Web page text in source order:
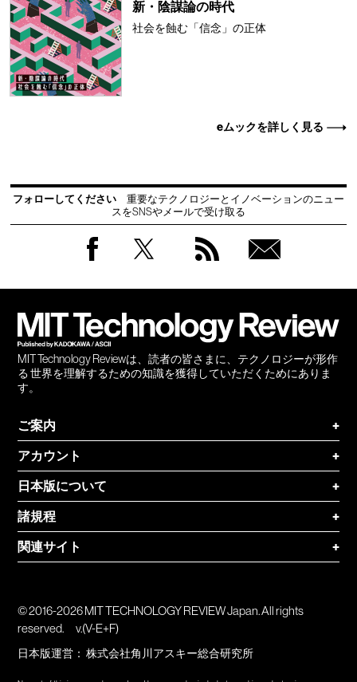
新・陰謀論の時代
社会を蝕む「信念」の正体
eムックを詳しく見る
フォローしてください
重要なテクノロジーとイノベーションのニュー
スをSNSやメールで受け取る
MIT Technology Reviewは、読者の皆さまに、テクノロジーが形作
る 世界を理解するための知識を獲得していただくためにありま
す。
ご案内
+
アカウント
+
日本版について
+
諸規程
+
関連サイト
+
© 2016-2026 MIT TECHNOLOGY REVIEW Japan. All rights
reserved.
v.(V-E+F)
日本版運営：株式会社角川アスキー総合研究所